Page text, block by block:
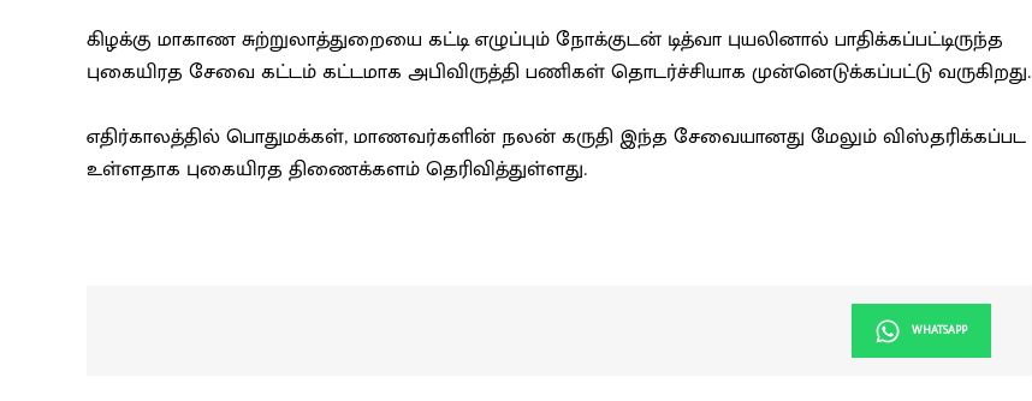
கிழக்கு மாகாண சுற்றுலாத்துறையை கட்டி எழுப்பும் நோக்குடன் டித்வா புயலினால் பாதிக்கப்பட்டிருந்த
புகையிரத சேவை கட்டம் கட்டமாக அபிவிருத்தி பணிகள் தொடர்ச்சியாக முன்னெடுக்கப்பட்டு வருகிறது.
எதிர்காலத்தில் பொதுமக்கள், மாணவர்களின் நலன் கருதி இந்த சேவையானது மேலும் விஸ்தரிக்கப்பட
உள்ளதாக புகையிரத திணைக்களம் தெரிவித்துள்ளது.
WHATSAPP